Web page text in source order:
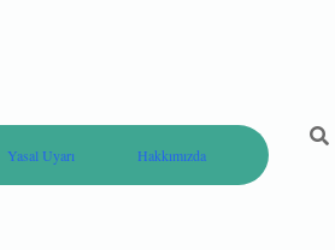
Yasal Uyarı Hakkımızda